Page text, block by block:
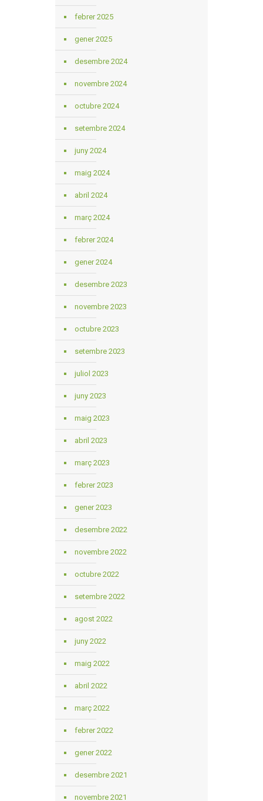
febrer 2025
gener 2025
desembre 2024
novembre 2024
octubre 2024
setembre 2024
juny 2024
maig 2024
abril 2024
març 2024
febrer 2024
gener 2024
desembre 2023
novembre 2023
octubre 2023
setembre 2023
juliol 2023
juny 2023
maig 2023
abril 2023
març 2023
febrer 2023
gener 2023
desembre 2022
novembre 2022
octubre 2022
setembre 2022
agost 2022
juny 2022
maig 2022
abril 2022
març 2022
febrer 2022
gener 2022
desembre 2021
novembre 2021